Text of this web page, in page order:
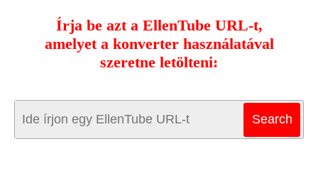
Írja be azt a EllenTube URL-t,
amelyet a konverter használatával
szeretne letölteni: